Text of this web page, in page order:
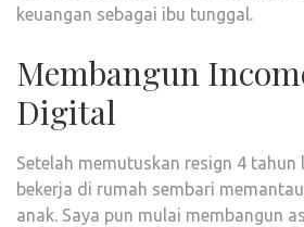
keuangan sebagai ibu tunggal.
Membangun
Digital
Setelah memutuskan resign 4 tahun
bekerja di rumah sembari
anak. Saya pun mulai membangun